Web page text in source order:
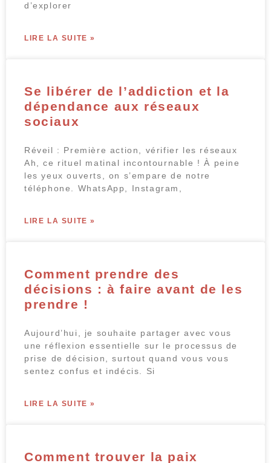
d’explorer
LIRE LA SUITE »
Se libérer de l’addiction et la
dépendance aux réseaux
sociaux
Réveil : Première action, vérifier les réseaux
Ah, ce rituel matinal incontournable ! À peine
les yeux ouverts, on s’empare de notre
téléphone. WhatsApp, Instagram,
LIRE LA SUITE »
Comment prendre des
décisions : à faire avant de les
prendre !
Aujourd’hui, je souhaite partager avec vous
une réflexion essentielle sur le processus de
prise de décision, surtout quand vous vous
sentez confus et indécis. Si
LIRE LA SUITE »
Comment trouver la paix